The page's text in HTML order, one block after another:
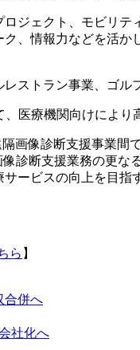
ジェクト、モビリ
、情報力などを活
ストラン事業、ゴル
医療機関向けによ
画像診断支援事業
診断支援業務の更
ービスの向上を目指
ら 】
合併へ
社化へ